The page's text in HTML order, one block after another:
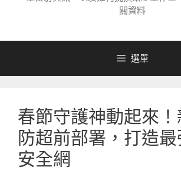
關資料
選單
春節守護神動起來
防超前部署，打造
安全網